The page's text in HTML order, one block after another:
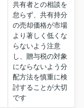
共有者との相談を
怠らず、共有持分
の売却価格が市場
より著しく低くな
らないよう注意
し、贈与税の対象
にならないよう分
配方法を慎重に検
討することが大切
です